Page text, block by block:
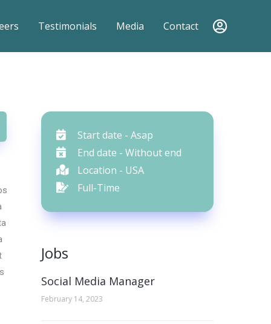
Testimonials Media Contact
Start date - Asap
End date - Without end
Location - USA
Full-Time
Jobs
Social Media Manager
February 14, 2023